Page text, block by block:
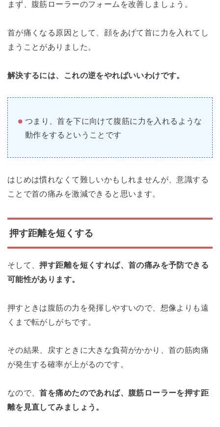
まず、腹筋ローラーのフォームを改善しましょう。
首が痛くなる原因として、顔をあげて首に力を入れてし
まうことがありました。
解決するには、これの逆をやればいいわけです。
つまり、首を下に向けて腹筋に力を入れるような
動作をするということです
はじめは慣れなくて難しいかもしれませんが、意識する
ことで首の痛みを激減できると思います。
押す距離を短くする
そして、押す距離を短くすれば、首の痛みを予防できる
可能性があります。
押すときは腹筋の力を発揮しやすいので、想像よりも遠
くまで転がしがちです。
その結果、戻すときに大きな負荷がかかり、首の筋肉痛
が発生する確率が上がるのです。
なので、首を痛めたのであれば、腹筋ローラーを押す距
離を見直してみましょう。